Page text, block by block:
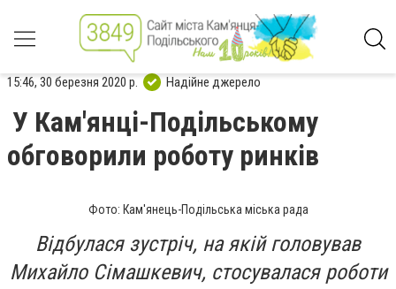
15:46, 30 березня 2020 р. Надійне джерело
У Кам'янці-Подільському
обговорили роботу ринків
Фото: Кам'янець-Подільська міська рада
Відбулася зустріч, на якій головував
Михайло Сімашкевич, стосувалася роботи